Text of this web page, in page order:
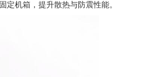
定机箱，提升散热与防震性能。